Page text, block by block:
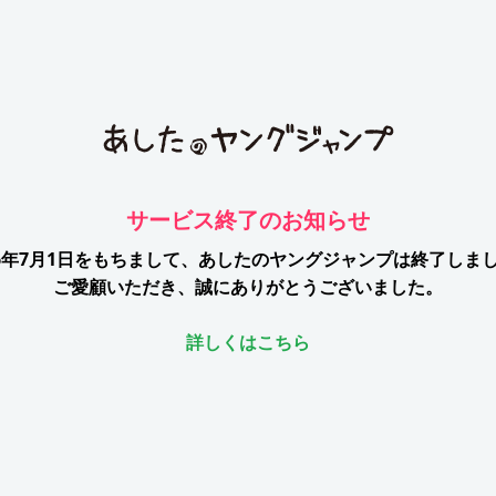
サービス終了のお知らせ
7月1日をもちまして、 あしたのヤングジャンプは終了しま
ご愛顧いただき、誠にありがとうございました。
詳しくはこちら